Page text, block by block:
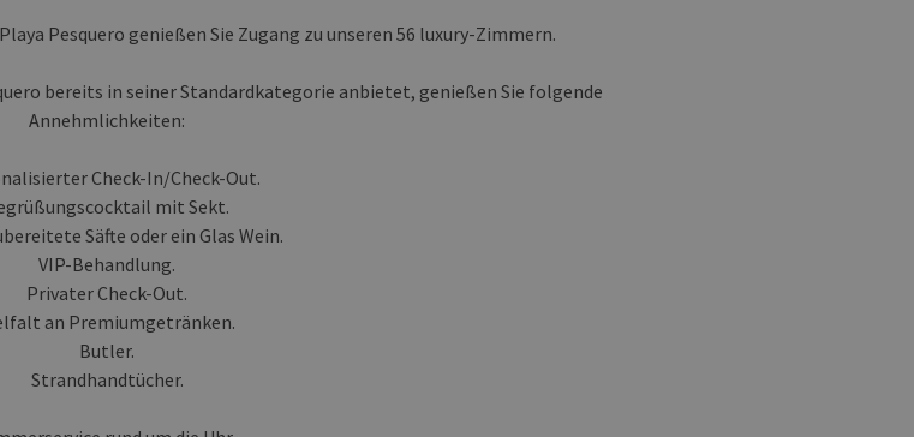
Pesquero genießen Sie Zugang zu unseren 56 luxury-Zimmern.
bereits in seiner Standardkategorie anbietet, genießen Sie folgende
Annehmlichkeiten:
Check-In/Check-Out.
mit Sekt.
Säfte oder ein Glas Wein.
VIP-Behandlung.
Privater Check-Out.
an Premiumgetränken.
Butler.
Strandhandtücher.